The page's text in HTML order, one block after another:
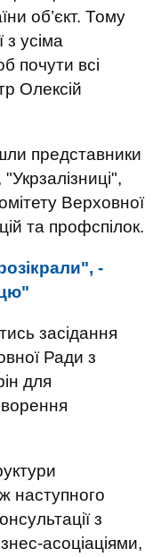
об’єкт. Тому
з усіма
почути всі
Олексій
представники
Верховної
та профспілок.
-
засідання
Ради з
для
наступного
з
асоціаціями,